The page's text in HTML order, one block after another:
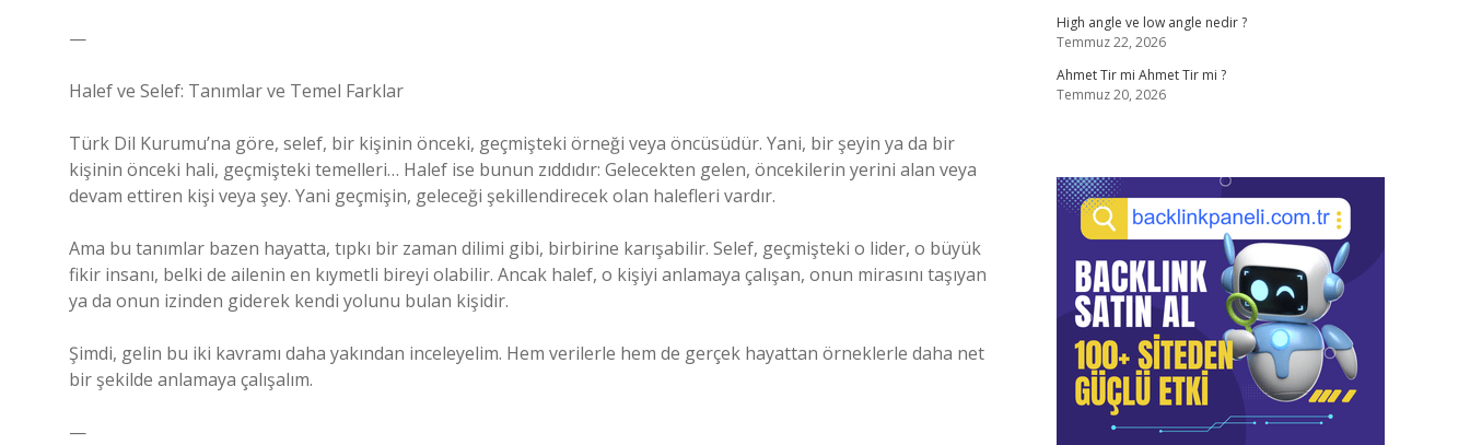
—
Halef ve Selef: Tanımlar ve Temel Farklar
Türk Dil Kurumu’na göre, selef, bir kişinin önceki, geçmişteki örneği veya öncüsüdür. Yani, bir şeyin ya da bir
kişinin önceki hali, geçmişteki temelleri… Halef ise bunun zıddıdır: Gelecekten gelen, öncekilerin yerini alan veya
devam ettiren kişi veya şey. Yani geçmişin, geleceği şekillendirecek olan halefleri vardır.
Ama bu tanımlar bazen hayatta, tıpkı bir zaman dilimi gibi, birbirine karışabilir. Selef, geçmişteki o lider, o büyük
fikir insanı, belki de ailenin en kıymetli bireyi olabilir. Ancak halef, o kişiyi anlamaya çalışan, onun mirasını taşıyan
ya da onun izinden giderek kendi yolunu bulan kişidir.
Şimdi, gelin bu iki kavramı daha yakından inceleyelim. Hem verilerle hem de gerçek hayattan örneklerle daha net
bir şekilde anlamaya çalışalım.
—
High angle ve low angle nedir ?
Temmuz 22, 2026
Ahmet Tir mi Ahmet Tir mi ?
Temmuz 20, 2026